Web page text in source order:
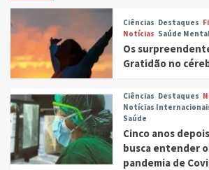
Ciências Destaques
Notícias Saúde
Os
Gratidão no
Ciências Destaques
Notícias
Saúde
Cinco anos
busca entender
pandemia de